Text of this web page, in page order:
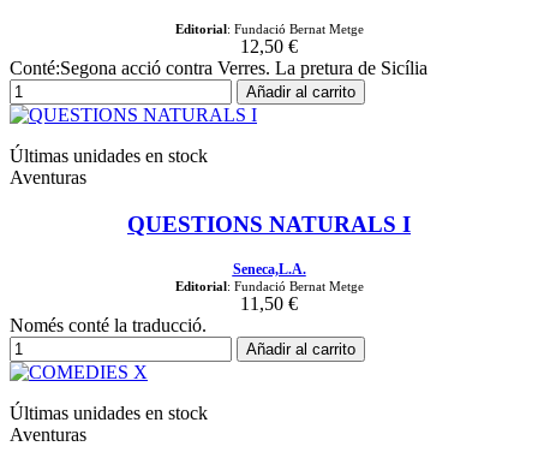
Editorial: Fundació Bernat Metge
12,50 €
Conté:Segona acció contra Verres. La pretura de Sicília
Añadir al carrito
Últimas unidades en stock
Aventuras
QUESTIONS NATURALS I
Seneca,L.A.
Editorial: Fundació Bernat Metge
11,50 €
Només conté la traducció.
Añadir al carrito
Últimas unidades en stock
Aventuras